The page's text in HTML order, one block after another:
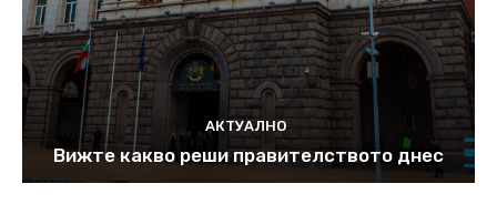
АКТУАЛНО
Вижте какво реши правителството днес